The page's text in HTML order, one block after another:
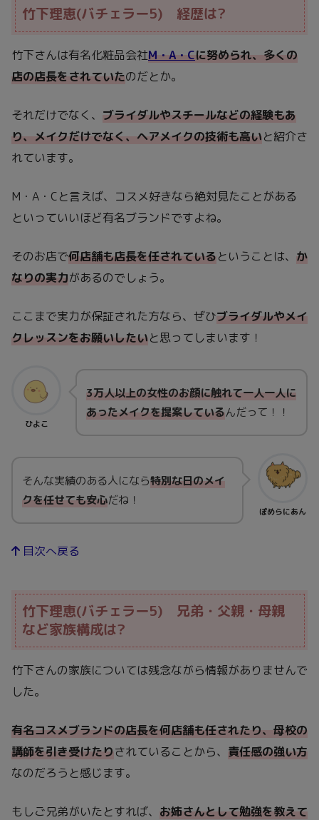
竹下理恵(バチェラー5) 経歴は?
竹下さんは有名化粧品会社M・A・Cに努められ、多くの
店の店長をされていたのだとか。
それだけでなく、 ブライダルやスチールなどの経験もあ
り、メイクだけでなく、ヘアメイクの技術も高いと紹介さ
れています。
M・A・Cと言えば、コスメ好きなら絶対見たことがある
といっていいほど有名ブランドですよね。
そのお店で何店舗も店長を任されているということは、 か
なりの実力があるのでしょう。
ここまで実力が保証された方なら、ぜひブライダルやメイ
クレッスンをお願いしたいと思ってしまいます！
ひよこ
3万人以上の女性のお顔に触れて一人一人に
あったメイクを提案しているんだって！！
ぽめらにあん
そんな実績のある人になら特別な日のメイ
クを任せても安心だね！
目次へ戻る
竹下理恵(バチェラー5) 兄弟・父親・母親
など家族構成は?
竹下さんの家族については残念ながら情報がありませんで
した。
有名コスメブランドの店長を何店舗も任されたり、母校の
講師を引き受けたりされていることから、 責任感の強い方
なのだろうと感じます。
もしご兄弟がいたとすれば、 お姉さんとして勉強を教えて